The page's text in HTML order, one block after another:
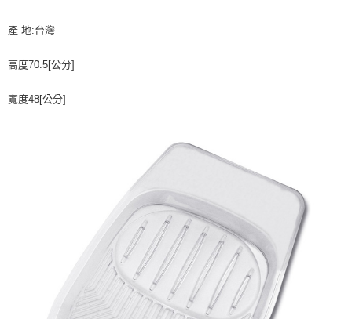
任。
請求用戶進行身份認證。
恩沛科技股份有限公司將有權停止該用戶之使用額度並採取法律行動。
產 地:台灣
高度70.5[公分]
寬度48[公分]